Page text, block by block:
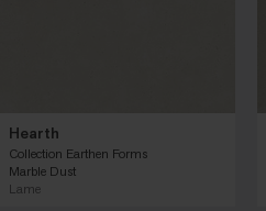
Hearth
Collection Earthen Forms
Marble Dust
Lame